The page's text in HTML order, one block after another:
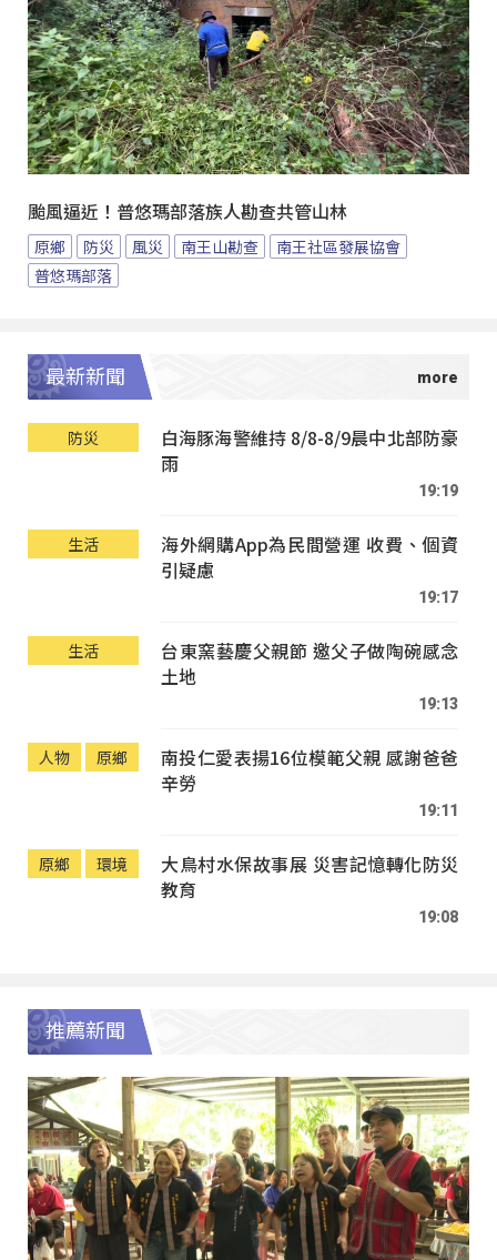
颱風逼近！普悠瑪部落族人勘查共管山林
原鄉 防災 風災 南王山勘查
南王社區發展協會
普悠瑪部落
最新新聞
防災
白海豚海警維持 8/8-8/9晨中北部防豪
雨
19:19
生活
海外網購App為民間營運 收費、個資
引疑慮
19:17
生活
台東窯藝慶父親節 邀父子做陶碗感念
土地
19:13
人物 原鄉
南投仁愛表揚16位模範父親 感謝爸爸
辛勞
19:11
原鄉 環境
大鳥村水保故事展 災害記憶轉化防災
教育
19:08
推薦新聞